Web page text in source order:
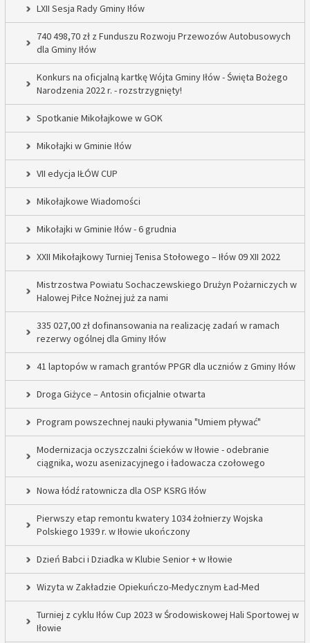
LXII Sesja Rady Gminy Iłów
740 498,70 zł z Funduszu Rozwoju Przewozów Autobusowych
dla Gminy Iłów
Konkurs na oficjalną kartkę Wójta Gminy Iłów - Święta Bożego
Narodzenia 2022 r. - rozstrzygnięty!
Spotkanie Mikołajkowe w GOK
Mikołajki w Gminie Iłów
VII edycja IŁÓW CUP
Mikołajkowe Wiadomości
Mikołajki w Gminie Iłów - 6 grudnia
XXII Mikołajkowy Turniej Tenisa Stołowego – Iłów 09 XII 2022
Mistrzostwa Powiatu Sochaczewskiego Drużyn Pożarniczych w
Halowej Piłce Nożnej już za nami
335 027,00 zł dofinansowania na realizację zadań w ramach
rezerwy ogólnej dla Gminy Iłów
41 laptopów w ramach grantów PPGR dla uczniów z Gminy Iłów
Droga Giżyce – Antosin oficjalnie otwarta
Program powszechnej nauki pływania "Umiem pływać"
Modernizacja oczyszczalni ścieków w Iłowie - odebranie
ciągnika, wozu asenizacyjnego i ładowacza czołowego
Nowa łódź ratownicza dla OSP KSRG Iłów
Pierwszy etap remontu kwatery 1034 żołnierzy Wojska
Polskiego 1939 r. w Iłowie ukończony
Dzień Babci i Dziadka w Klubie Senior + w Iłowie
Wizyta w Zakładzie Opiekuńczo-Medycznym Ład-Med
Turniej z cyklu Iłów Cup 2023 w Środowiskowej Hali Sportowej w
Iłowie